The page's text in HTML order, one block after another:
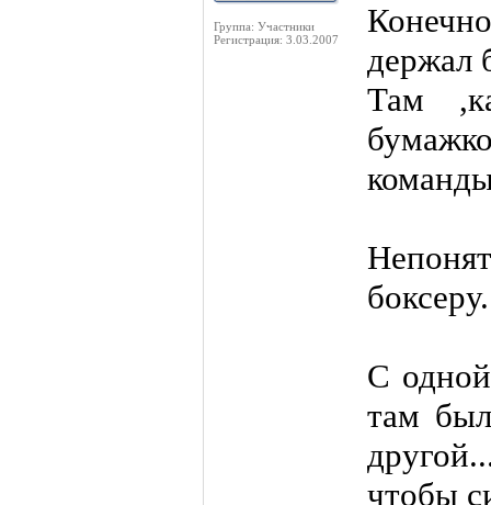
Группа: Участники
Регистрация: 3.03.2007
держал
Там
боксеру.
С
там
чтобы